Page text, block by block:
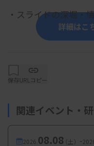
・スライドの深堀・
詳細はこ
保存URLコピー
関連イベント・
2026. 08.08（土） -